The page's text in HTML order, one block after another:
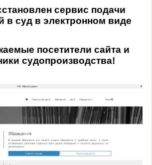
сервис подачи
в суд в электронном виде
посетители сайта и
судопроизводства!